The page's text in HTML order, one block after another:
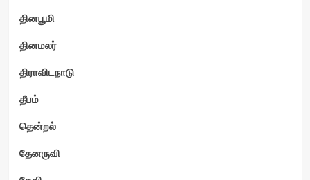
தினபூமி
தினமலர்
திராவிடநாடு
தீபம்
தென்றல்
தேனருவி